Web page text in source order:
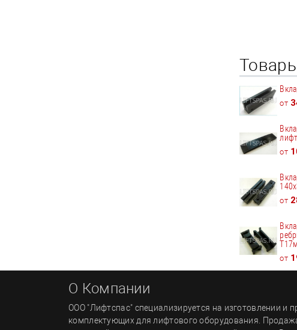
от
от
от
от
О Компании
ООО "Лифтспас" специализируется на изготовлении и
комплектующих для лифтового оборудования.